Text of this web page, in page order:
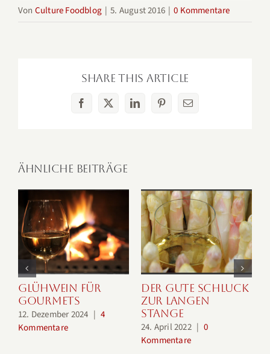
Von Culture Foodblog | 5. August 2016 | 0 Kommentare
Share This Article
Facebook
X LinkedInPinterest
E-
Ähnliche Beiträge
Glühwein für
Gourmets
12. Dezember 2024 | 4
Kommentare
Der gute SCHLUCK
zur langen
Stange
24. April 2022 | 0
Kommentare